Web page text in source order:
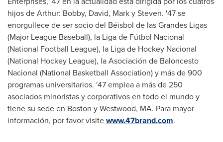
hijos de Arthur: Bobby, David, Mark y Steven. '47 se
enorgullece de ser socio del Béisbol de las Grandes Ligas
(Major League Baseball), la Liga de Fútbol Nacional
(National Football League), la Liga de Hockey Nacional
(National Hockey League), la Asociación de Baloncesto
Nacional (National Basketball Association) y más de 900
programas universitarios. '47 emplea a más de 250
asociados minoristas y corporativos en todo el mundo y
tiene su sede en Boston yWestwood, MA. Para mayor
información, por favor visitewww.47brand.com.